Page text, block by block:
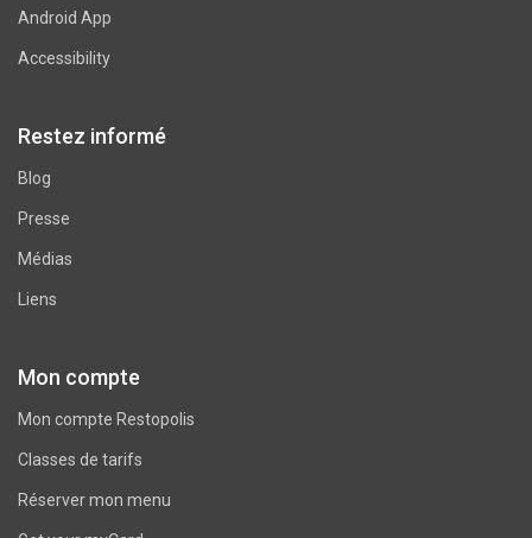
Android App
Accessibility
Restez informé
Blog
Presse
Médias
Liens
Mon compte
Mon compte Restopolis
Classes de tarifs
Réserver mon menu